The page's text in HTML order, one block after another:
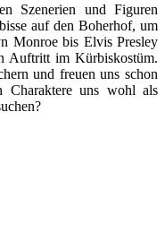
Szenerien und Figuren
auf den Boherhof, um
Monroe bis Elvis Presley
Auftritt im Kürbiskostüm.
und freuen uns schon
Charaktere uns wohl als